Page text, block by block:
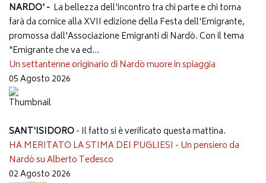
NARDO' - La bellezza dell'incontro tra chi parte e chi torna
farà da cornice alla XVII edizione della Festa dell'Emigrante,
promossa dall'Associazione Emigranti di Nardò. Con il tema
"Emigrante che va ed...
Un settantenne originario di Nardò muore in spiaggia
05 Agosto 2026
SANT'ISIDORO- Il fatto si è verificato questa mattina.
HA MERITATO LA STIMA DEI PUGLIESI - Un pensiero da
Nardò su Alberto Tedesco
02 Agosto 2026